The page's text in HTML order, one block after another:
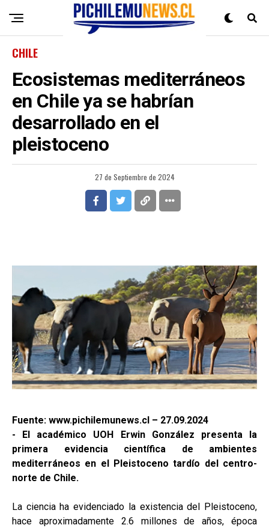
CHILE
Ecosistemas mediterráneos
en Chile ya se habrían
desarrollado en el
pleistoceno
27 de Septiembre de 2024
Fuente: www.pichilemunews.cl – 27.09.2024
- El académico UOH Erwin González presenta la
primera evidencia científica de ambientes
mediterráneos en el Pleistoceno tardío del centro-
norte de Chile.
La ciencia ha evidenciado la existencia del Pleistoceno,
hace aproximadamente 2.6 millones de años, época